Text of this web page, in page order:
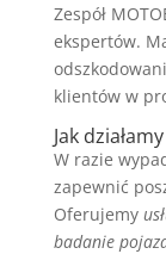
Zespół
ekspertów.
klientów w
Jak
W razie
zapewnić
Oferujemy
badanie